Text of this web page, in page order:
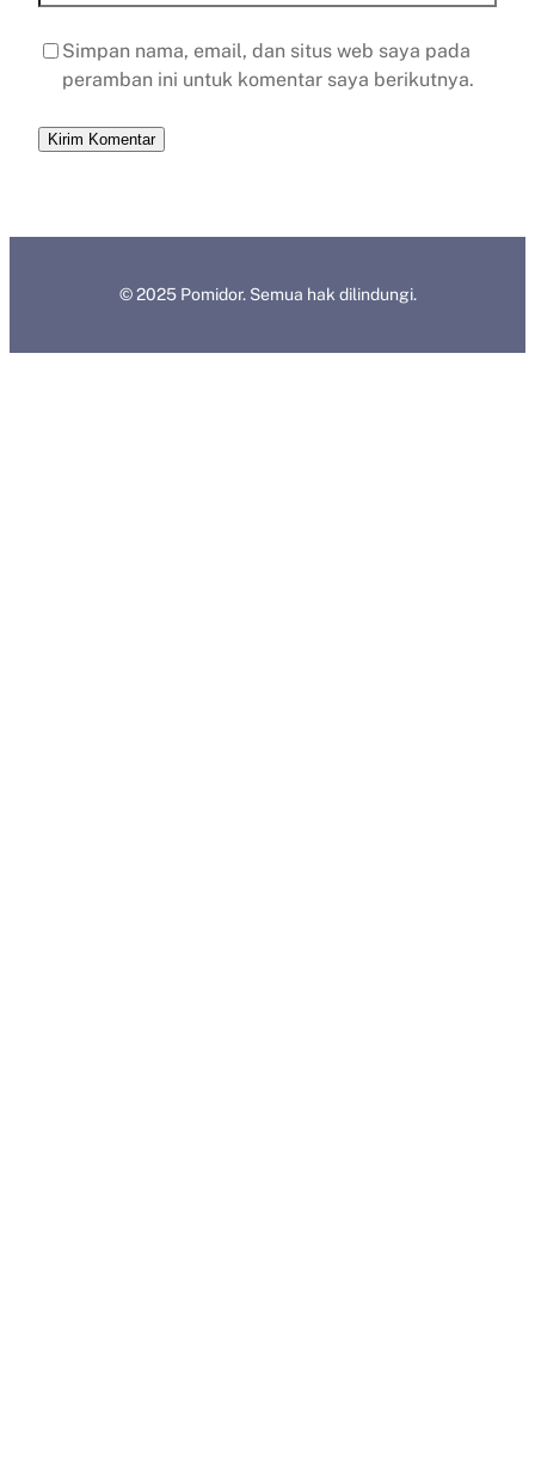
Simpan nama, email, dan situs web saya pada
peramban ini untuk komentar saya berikutnya.
© 2025 Pomidor. Semua hak dilindungi.